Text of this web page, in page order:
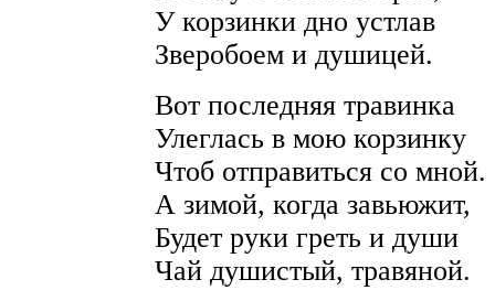
У корзинки дно устлав
Зверобоем и душицей.
Вот последняя травинка
Улеглась в мою корзинку
Чтоб отправиться со мной.
А зимой, когда завьюжит,
Будет руки греть и души
Чай душистый, травяной.